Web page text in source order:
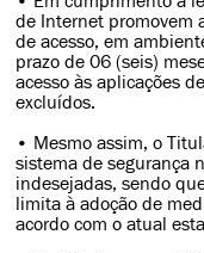
de Internet promovem
de acesso, em
prazo de 06 (seis)
acesso às aplicações
excluídos.
• Mesmo assim, o
sistema de segurança
indesejadas, sendo
limita à adoção de
acordo com o atual